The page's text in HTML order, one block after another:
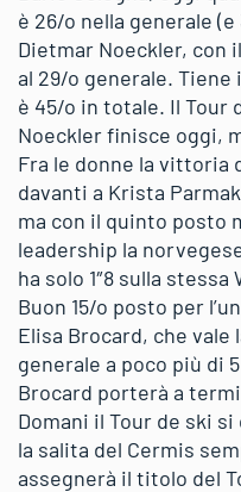
è 26/o nella generale
Dietmar Noeckler, con
al 29/o generale.
è 45/o in totale. Il Tour
Noeckler finisce oggi,
Fra le donne la vittoria
davanti a Krista
ma con il quinto posto
leadership la
ha solo 1″8 sulla
Buon 15/o posto per
Elisa Brocard, che vale
generale a poco più di
Brocard porterà a
Domani il Tour de ski
la salita del Cermis
assegnerà il titolo del